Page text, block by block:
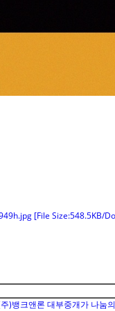
[File Size:548.5KB/
)뱅크앤론 대부중개가 나눔